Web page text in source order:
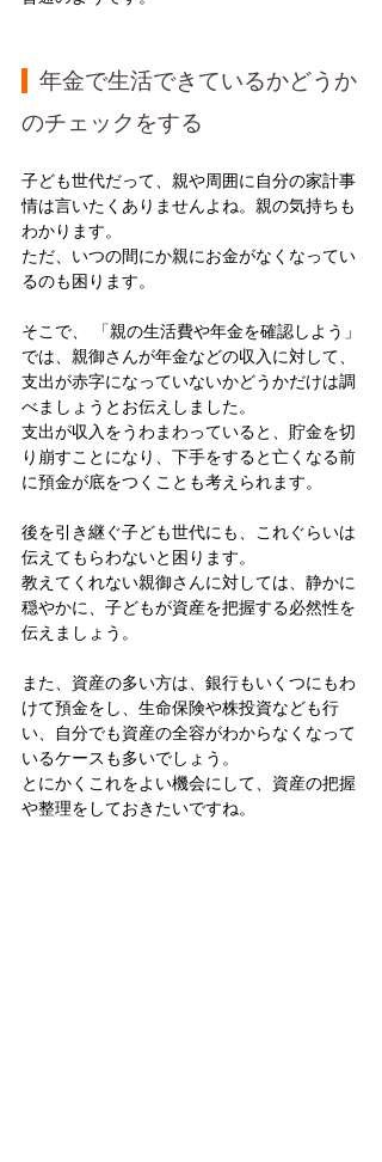
  年金で生活できているかどうか
のチェックをする
子ども世代だって、親や周囲に自分の家計事
情は言いたくありませんよね。親の気持ちも
わかります。
ただ、いつの間にか親にお金がなくなってい
るのも困ります。
そこで、 「親の生活費や年金を確認しよう」
では、親御さんが年金などの収入に対して、
支出が赤字になっていないかどうかだけは調
べましょうとお伝えしました。
支出が収入をうわまわっていると、貯金を切
り崩すことになり、下手をすると亡くなる前
に預金が底をつくことも考えられます。
後を引き継ぐ子ども世代にも、これぐらいは
伝えてもらわないと困ります。
教えてくれない親御さんに対しては、静かに
穏やかに、子どもが資産を把握する必然性を
伝えましょう。
また、資産の多い方は、銀行もいくつにもわ
けて預金をし、生命保険や株投資なども行
い、自分でも資産の全容がわからなくなって
いるケースも多いでしょう。
とにかくこれをよい機会にして、資産の把握
や整理をしておきたいですね。